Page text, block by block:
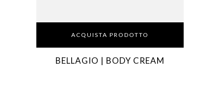
ACQUISTA PRODOTTO
BELLAGIO | BODY CREAM